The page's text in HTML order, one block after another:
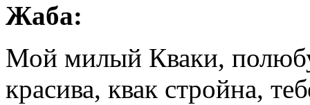
Жаба:
Мой милый Кваки,
красива, квак стройна,